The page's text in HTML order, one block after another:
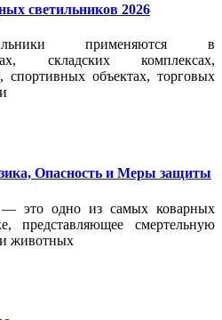
светильников 2026
применяются в
складских комплексах,
спортивных объектах, торговых
Опасность и Меры защиты
это одно из самых коварных
представляющее смертельную
и животных